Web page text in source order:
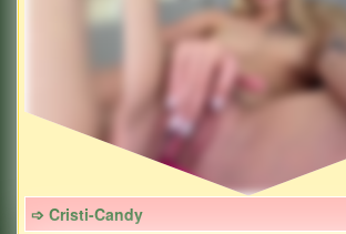
➩ Cristi-Candy